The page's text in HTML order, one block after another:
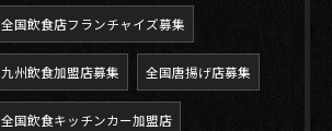
全国飲食店フランチャイズ募集
九州飲食加盟店募集 全国唐揚げ店募集
全国飲食キッチンカー加盟店